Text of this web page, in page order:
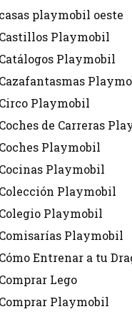
playmobil oeste
Playmobil
Playmobil
Playmobil
de Carreras
Playmobil
Playmobil
Playmobil
Playmobil
Playmobil
Entrenar a tu
Lego
Playmobil